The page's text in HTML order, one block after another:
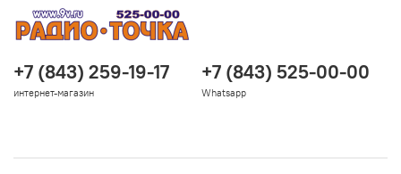
+7 (843) 259-19-17
интернет-магазин
+7 (843) 525-00-00
Whatsapp